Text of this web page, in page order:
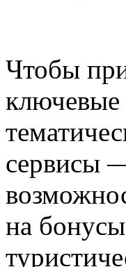
Чтобы
ключевые
сервисы
на